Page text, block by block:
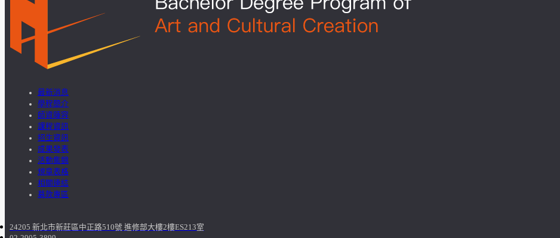
最新消息
學程簡介
師資陣容
課程資訊
招生資訊
成果發表
活動集錦
規章表格
相關連結
募款專區
24205 新北市新莊區中正路510號 進修部大樓2樓ES213室